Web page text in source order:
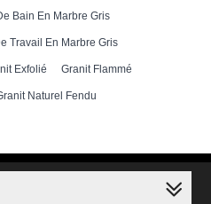
Bain En Marbre Gris
Travail En Marbre Gris
Exfolié
Granit Flammé
Naturel Fendu